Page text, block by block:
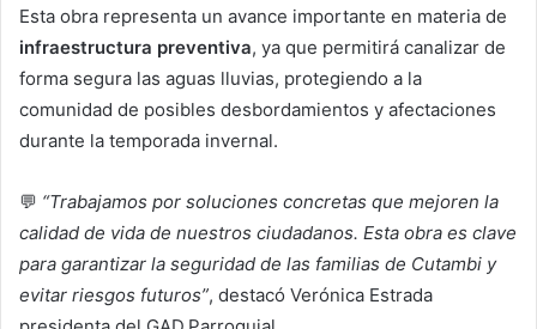
Esta obra representa un avance importante en materia de
infraestructura preventiva, ya que permitirá canalizar de
forma segura las aguas lluvias, protegiendo a la
comunidad de posibles desbordamientos y afectaciones
durante la temporada invernal.
💬 “Trabajamos por soluciones concretas que mejoren la
calidad de vida de nuestros ciudadanos. Esta obra es clave
para garantizar la seguridad de las familias de Cutambi y
evitar riesgos futuros”, destacó Verónica Estrada